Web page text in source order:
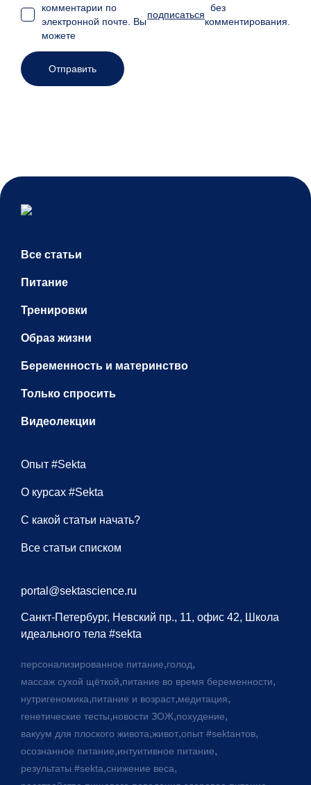
комментарии по
электронной почте. Вы
можете
подписаться
без
комментирования.
Все статьи
Питание
Тренировки
Образ жизни
Беременность и материнство
Только спросить
Видеолекции
Опыт #Sekta
О курсах #Sekta
С какой статьи начать?
Все статьи списком
portal@sektascience.ru
Санкт-Петербург, Невский пр., 11, офис 42, Школа
идеального тела #sekta
персонализированное питание,голод,
массаж сухой щёткой,питание во время беременности,
нутригеномика,питание и возраст,медитация,
генетические тесты,новости ЗОЖ,похудение,
вакуум для плоского живота,живот,опыт #sektaнтов,
осознанное питание,интуитивное питание,
результаты #sekta,снижение веса,